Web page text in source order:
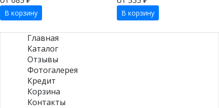
В корзину В корзину
Главная
Каталог
Отзывы
Фотогалерея
Кредит
Корзина
Контакты